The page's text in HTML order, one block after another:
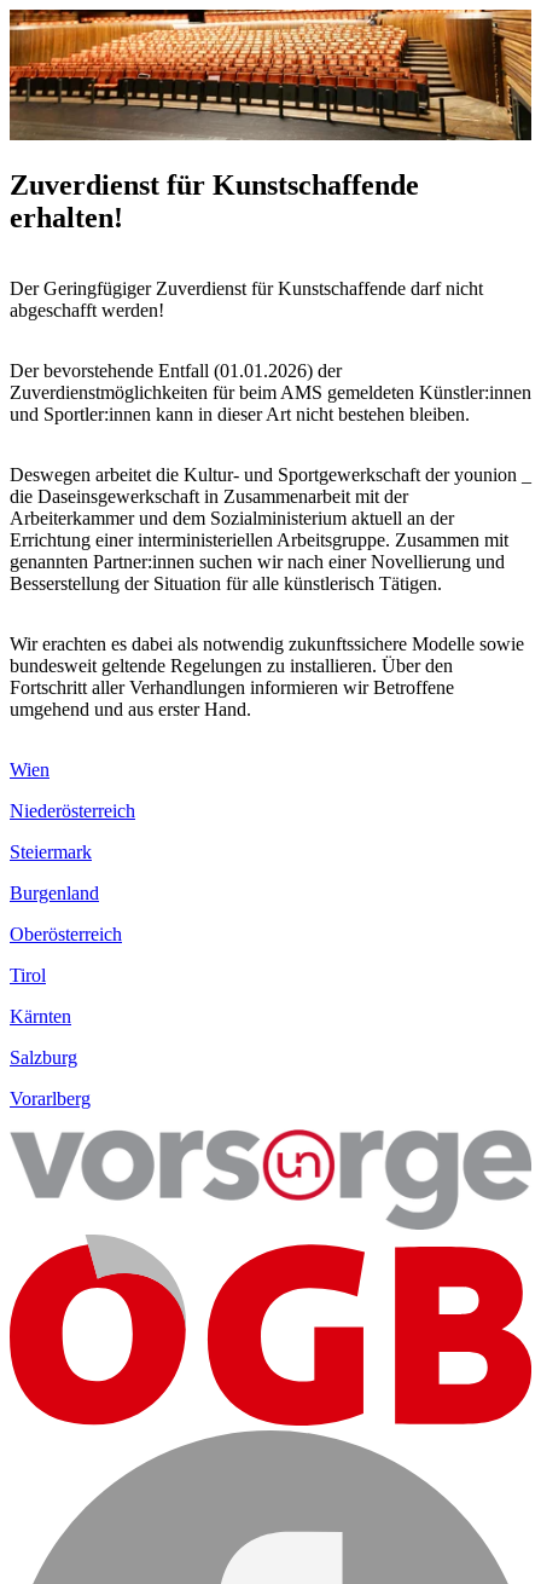
Zuverdienst für Kunstschaffende
erhalten!
Der Geringfügiger Zuverdienst für Kunstschaffende darf nicht
abgeschafft werden!
Der bevorstehende Entfall (01.01.2026) der
Zuverdienstmöglichkeiten für beim AMS gemeldeten Künstler:innen
und Sportler:innen kann in dieser Art nicht bestehen bleiben.
Deswegen arbeitet die Kultur- und Sportgewerkschaft der younion _
die Daseinsgewerkschaft in Zusammenarbeit mit der
Arbeiterkammer und dem Sozialministerium aktuell an der
Errichtung einer interministeriellen Arbeitsgruppe. Zusammen mit
genannten Partner:innen suchen wir nach einer Novellierung und
Besserstellung der Situation für alle künstlerisch Tätigen.
Wir erachten es dabei als notwendig zukunftssichere Modelle sowie
bundesweit geltende Regelungen zu installieren. Über den
Fortschritt aller Verhandlungen informieren wir Betroffene
umgehend und aus erster Hand.
Wien
Niederösterreich
Steiermark
Burgenland
Oberösterreich
Tirol
Kärnten
Salzburg
Vorarlberg